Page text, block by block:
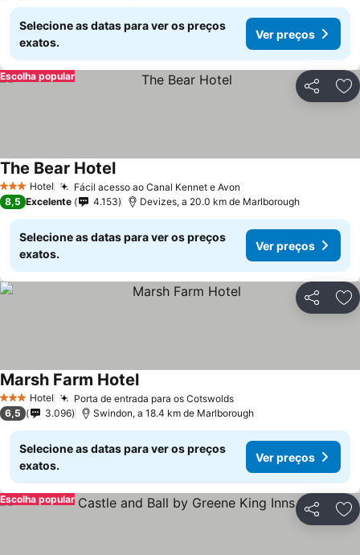
Selecione as datas para ver os preços
exatos.
Ver preços
Partilhar
Escolha popular
3 EstrelasHotel Fácil acesso ao Canal Kennet e Avon
The Bear HotelVer preços
8,5 Excelente 4.153 Devizes, a 20.0 km de Marlborough
Selecione as datas para ver os preços
exatos.
Ver preços
Partilhar
3 EstrelasHotel Porta de entrada para os CotswoldsVer preços
Marsh Farm HotelVer preços
6,5 3.096 Swindon, a 18.4 km de Marlborough
Selecione as datas para ver os preços
exatos.
Ver preços
Partilhar
Escolha popular